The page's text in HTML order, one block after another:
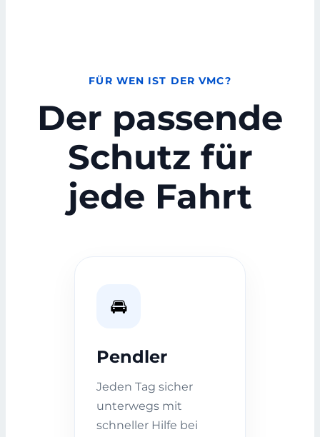
FÜR WEN IST DER VMC?
Der passende
Schutz für
jede Fahrt
🚘
Pendler
Jeden Tag sicher
unterwegs mit
schneller Hilfe bei